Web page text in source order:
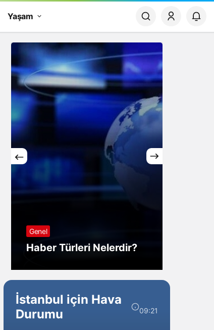
Yaşam
Genel
Haber Türleri Nelerdir?
İstanbul için Hava
Durumu
09:21